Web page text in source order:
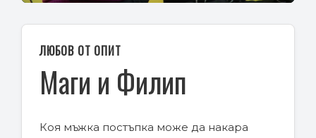
ЛЮБОВ ОТ ОПИТ
Маги и Филип
Коя мъжка постъпка може да накара